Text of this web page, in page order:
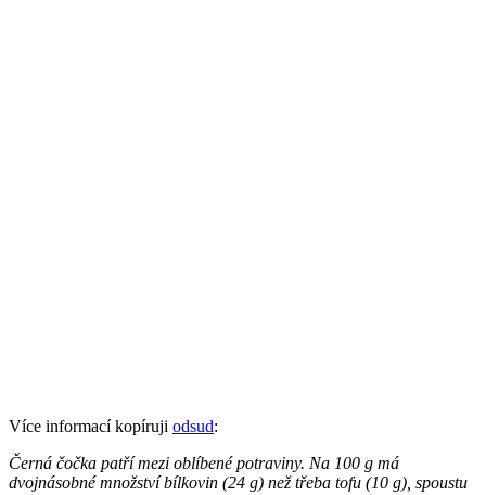
Více informací kopíruji odsud:
Černá čočka patří mezi oblíbené potraviny. Na 100 g má
dvojnásobné množství bílkovin (24 g) než třeba tofu (10 g), spoustu